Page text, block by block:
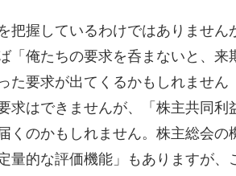
把握しているわけではありません
「俺たちの要求を呑まないと、
た要求が出てくるかもしれませ
求はできませんが、「株主共同
くのかもしれません。株主総会
量的な評価機能」もありますが